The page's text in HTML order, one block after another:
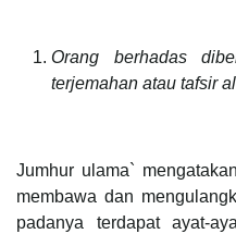
Orang berhadas
terjemahan atau tafsir
Jumhur ulama`
membawa dan
padanya terdapat ayat-